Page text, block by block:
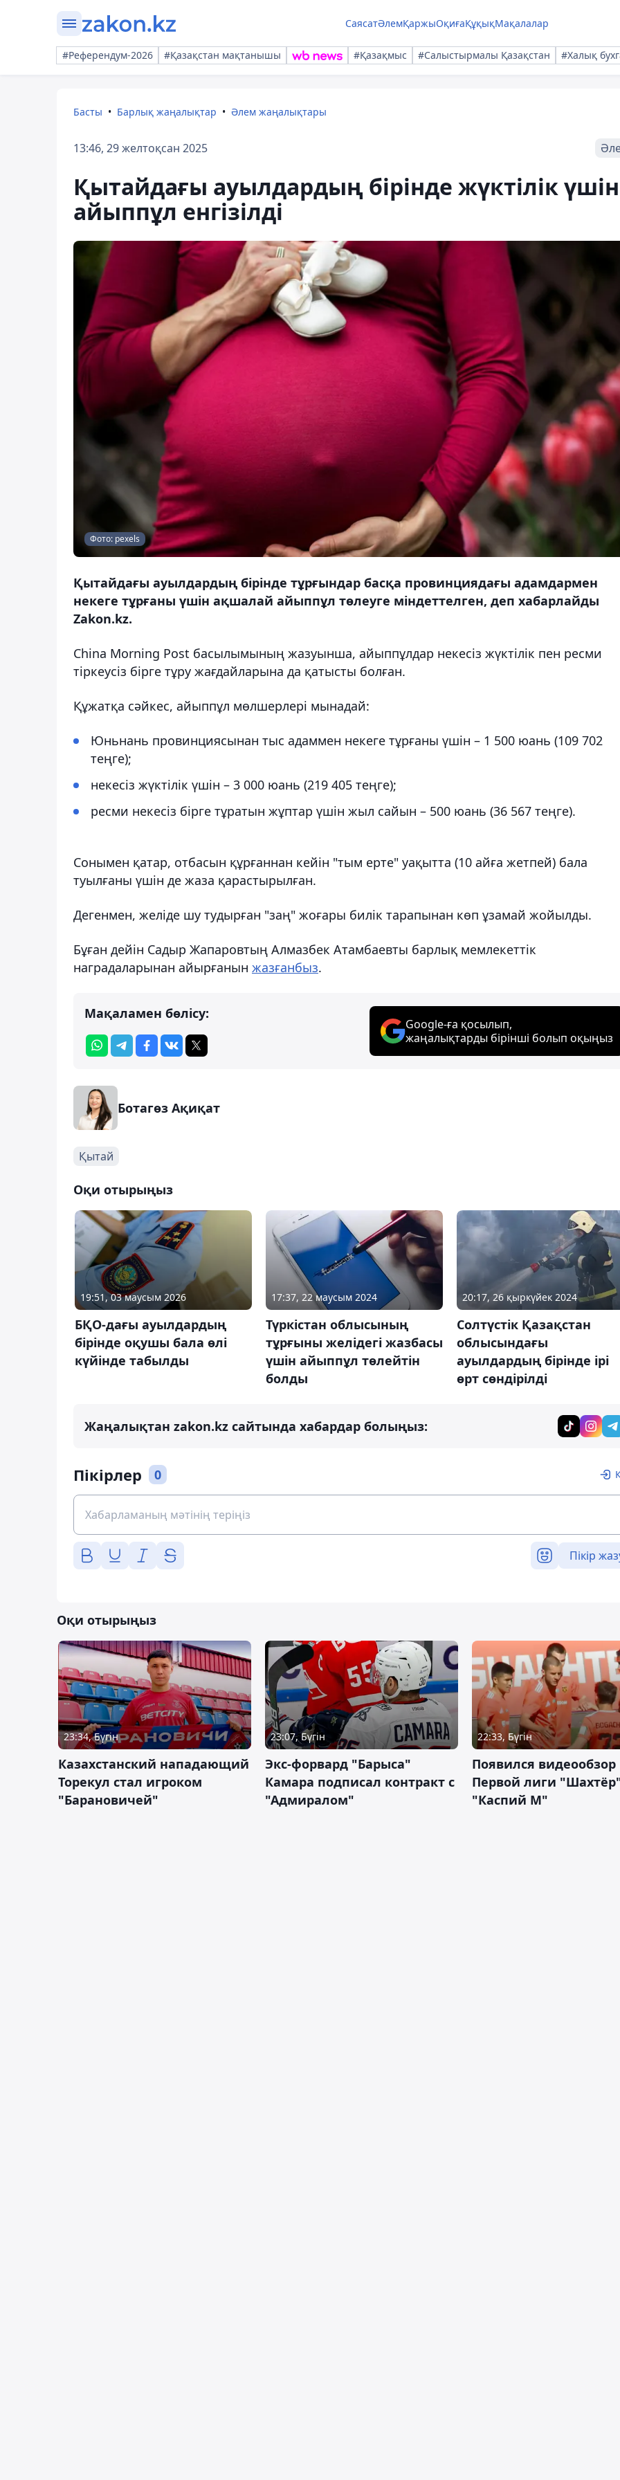
СаясатӘлемҚаржыОқиғаҚұқықМақалалар
#Референдум-2026 #Қазақстан мақтанышы #Қазақмыс #Салыстырмалы Қазақстан #Халық
Басты Барлық жаңалықтар Әлем жаңалықтары
13:46, 29 желтоқсан 2025
Қытайдағы ауылдардың бірінде жүктілік үшін
айыппұл енгізілді
Фото: pexels
Қытайдағы ауылдардың бірінде тұрғындар басқа провинциядағы адамдармен
некеге тұрғаны үшін ақшалай айыппұл төлеуге міндеттелген, деп хабарлайды
Zakon.kz.
China Morning Post басылымының жазуынша, айыппұлдар некесіз жүктілік пен ресми
тіркеусіз бірге тұру жағдайларына да қатысты болған.
Құжатқа сәйкес, айыппұл мөлшерлері мынадай:
Юньнань провинциясынан тыс адаммен некеге тұрғаны үшін – 1 500 юань (109 702
теңге);
некесіз жүктілік үшін – 3 000 юань (219 405 теңге);
ресми некесіз бірге тұратын жұптар үшін жыл сайын – 500 юань (36 567 теңге).
Сонымен қатар, отбасын құрғаннан кейін "тым ерте" уақытта (10 айға жетпей) бала
туылғаны үшін де жаза қарастырылған.
Дегенмен, желіде шу тудырған "заң" жоғары билік тарапынан көп ұзамай жойылды.
Бұған дейін Садыр Жапаровтың Алмазбек Атамбаевты барлық мемлекеттік
наградаларынан айырғанын жазғанбыз.
Мақаламен бөлісу:
Google-ға қосылып,
жаңалықтарды бірінші болып оқыңыз
Ботагөз Ақиқат
Қытай
Оқи отырыңыз
19:51, 03 маусым 2026
БҚО-дағы ауылдардың
бірінде оқушы бала өлі
күйінде табылды
17:37, 22 маусым 2024
Түркістан облысының
тұрғыны желідегі жазбасы
үшін айыппұл төлейтін
болды
20:17, 26 қыркүйек 2024
Солтүстік Қазақстан
облысындағы
ауылдардың бірінде ірі
өрт сөндірілді
Жаңалықтан zakon.kz сайтында хабардар болыңыз:
Пікірлер 0
Пікір
Оқи отырыңыз
23:34, Бүгін
Казахстанский нападающий
Торекул стал игроком
"Барановичей"
23:07, Бүгін
Экс-форвард "Барыса"
Камара подписал контракт с
"Адмиралом"
22:33, Бүгін
Появился
Первой лиги
"Каспий М"